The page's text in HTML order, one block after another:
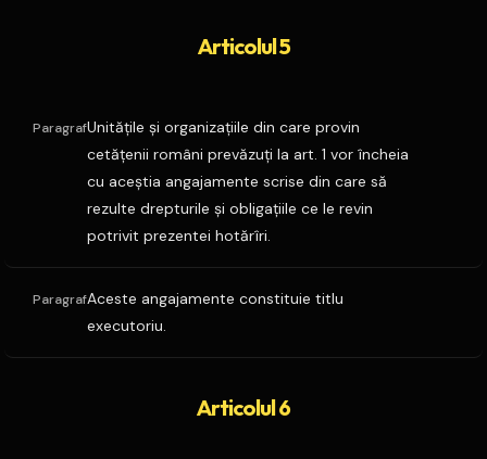
Articolul 5
ParagrafUnităţile şi organizaţiile din care provin
cetăţenii români prevăzuţi la art. 1 vor încheia
cu aceştia angajamente scrise din care să
rezulte drepturile şi obligaţiile ce le revin
potrivit prezentei hotărîri.
ParagrafAceste angajamente constituie titlu
executoriu.
Articolul 6